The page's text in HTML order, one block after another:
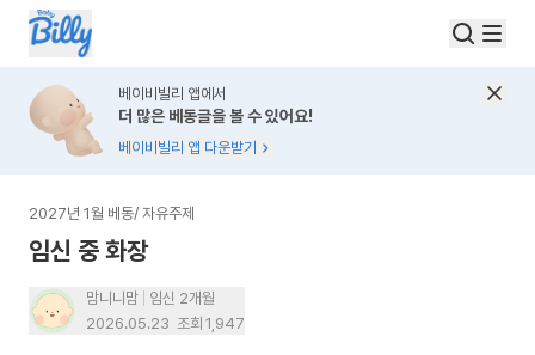
베이비빌리 앱에서
더 많은 베동글을 볼 수 있어요!
베이비빌리 앱 다운받기
2027년 1월 베동/ 자유주제
임신 중 화장
맘니니맘
임신 2개월
2026.05.23 조회 1,947